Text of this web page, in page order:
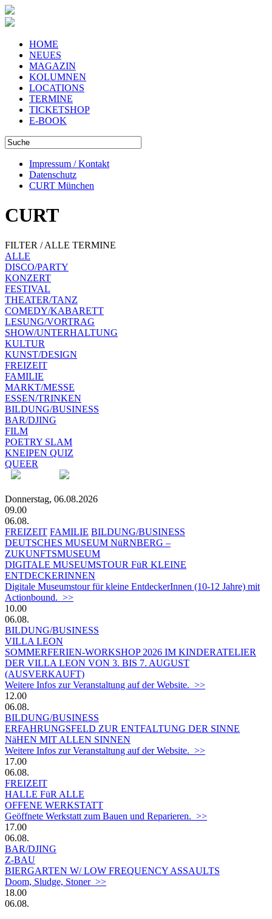
HOME
NEUES
MAGAZIN
KOLUMNEN
LOCATIONS
TERMINE
TICKETSHOP
E-BOOK
Impressum / Kontakt
Datenschutz
CURT München
CURT
FILTER / ALLE TERMINE
ALLE
DISCO/PARTY
KONZERT
FESTIVAL
THEATER/TANZ
COMEDY/KABARETT
LESUNG/VORTRAG
SHOW/UNTERHALTUNG
KULTUR
KUNST/DESIGN
FREIZEIT
FAMILIE
MARKT/MESSE
ESSEN/TRINKEN
BILDUNG/BUSINESS
BAR/DJING
FILM
POETRY SLAM
KNEIPEN QUIZ
QUEER
Donnerstag, 06.08.2026
09.00
06.08.
FREIZEIT FAMILIE BILDUNG/BUSINESS
DEUTSCHES MUSEUM NüRNBERG –
ZUKUNFTSMUSEUM
DIGITALE MUSEUMSTOUR FüR KLEINE
ENTDECKERINNEN
Digitale Museumstour für kleine EntdeckerInnen (10-12 Jahre) mit
Actionbound. >>
10.00
06.08.
BILDUNG/BUSINESS
VILLA LEON
SOMMERFERIEN-WORKSHOP 2026 IM KINDERATELIER
DER VILLA LEON VON 3. BIS 7. AUGUST
(AUSVERKAUFT)
Weitere Infos zur Veranstaltung auf der Website. >>
12.00
06.08.
BILDUNG/BUSINESS
ERFAHRUNGSFELD ZUR ENTFALTUNG DER SINNE
NäHEN MIT ALLEN SINNEN
Weitere Infos zur Veranstaltung auf der Website. >>
17.00
06.08.
FREIZEIT
HALLE FüR ALLE
OFFENE WERKSTATT
Geöffnete Werkstatt zum Bauen und Reparieren. >>
17.00
06.08.
BAR/DJING
Z-BAU
BIERGARTEN W/ LOW FREQUENCY ASSAULTS
Doom, Sludge, Stoner >>
18.00
06.08.